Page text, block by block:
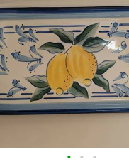
• • •